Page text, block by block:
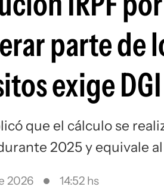
parte de
exige DGI
que el cálculo se
2025 y equivale
2026 14:52 hs